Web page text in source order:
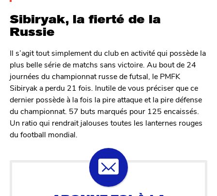
Sibiryak, la fierté de la
Russie
Il s’agit tout simplement du club en activité qui possède la
plus belle série de matchs sans victoire. Au bout de 24
journées du championnat russe de futsal, le PMFK
Sibiryak a perdu 21 fois. Inutile de vous préciser que ce
dernier possède à la fois la pire attaque et la pire défense
du championnat. 57 buts marqués pour 125 encaissés.
Un ratio qui rendrait jalouses toutes les lanternes rouges
du football mondial.